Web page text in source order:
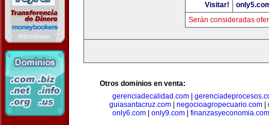
Visitar!
Serán consideradas
Otros dominios en venta:
gerenciadecalidad.com|
guiasantacruz.com
negocioagropecuario.com
only6.com| only9.com| finanzasyeconomia.com